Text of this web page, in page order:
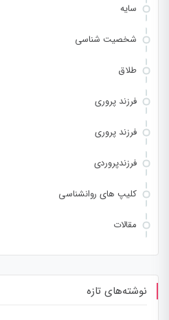
سایه
شخصیت شناسی
طلاق
فرزند پروری
فرزند پروری
فرزندپروردی
کلیپ های روانشناسی
مقالات
نوشته‌های تازه